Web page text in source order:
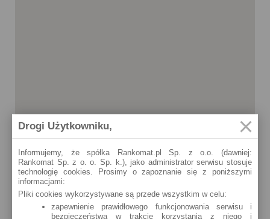
Drogi Użytkowniku,
Informujemy, że spółka Rankomat.pl Sp. z o.o. (dawniej:
Rankomat Sp. z o. o. Sp. k.), jako administrator serwisu stosuje
technologię cookies. Prosimy o zapoznanie się z poniższymi
informacjami:
Pliki cookies wykorzystywane są przede wszystkim w celu:
zapewnienie prawidłowego funkcjonowania serwisu i
bezpieczeństwa w trakcie korzystania z niego i